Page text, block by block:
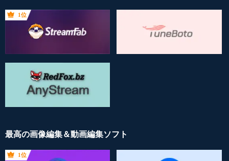
1位
最高の画像編集＆動画編集ソフト
1位